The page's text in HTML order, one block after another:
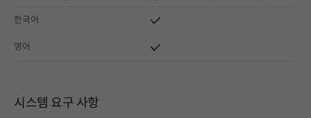
한국어
영어
시스템 요구 사항